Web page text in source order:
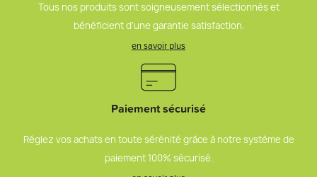
Tous nos produits sont soigneusement sélectionnés et
bénéficient d’une garantie satisfaction.
en savoir plus
Paiement sécurisé
Réglez vos achats en toute sérénité grâce à notre système de
paiement 100% sécurisé.